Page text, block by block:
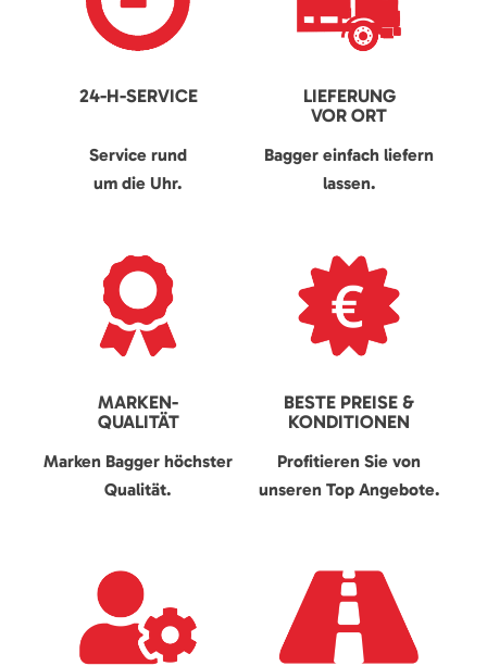
24-H-SERVICE
Service rund
um die Uhr.
LIEFERUNG
VOR ORT
Bagger einfach liefern
lassen.
MARKEN-
QUALITÄT
Marken Bagger höchster
Qualität.
BESTE PREISE &
KONDITIONEN
Profitieren Sie von
unseren Top Angebote.